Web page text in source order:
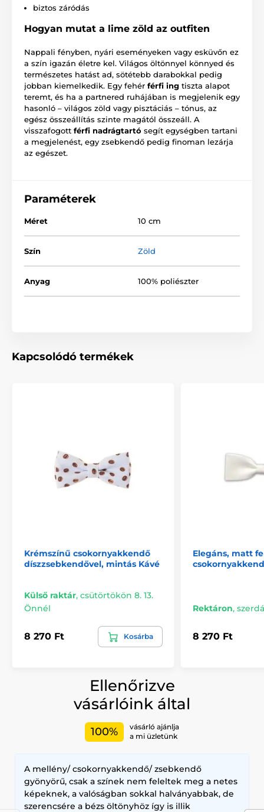
biztos záródás
Hogyan mutat a lime zöld az outfiten
Nappali fényben, nyári eseményeken vagy esküvőn ez
a szín igazán életre kel. Világos öltönnyel könnyed és
természetes hatást ad, sötétebb darabokkal pedig
jobban kiemelkedik. Egy fehér férfi ing tiszta alapot
teremt, és ha a partnered ruhájában is megjelenik egy
hasonló – világos zöld vagy pisztáciás – tónus, az
egész összeállítás szinte magától összeáll. A
visszafogott férfi nadrágtartó segít egységben tartani
a megjelenést, egy zsebkendő pedig finoman lezárja
az egészet.
Paraméterek
Méret 10 cm
Szín Zöld
Anyag 100% poliészter
Kapcsolódó termékek
Krémszínű csokornyakkendő
díszzsebkendővel, mintás Kávé
Külső raktár, csütörtökön 8. 13.
Önnél
8 270 Ft Kosárba
Elegáns, matt
Rektáron,
8 270 Ft
Ellenőrizve
vásárlóink által
100%
vásárló ajánlja
a mi üzletünk
A mellény/ csokornyakkendő/ zsebkendő
gyönyörű, csak a színek nem feleltek meg a netes
képeknek, a valóságban sokkal halványabbak, de
szerencsére a bézs öltönyhöz így is illik